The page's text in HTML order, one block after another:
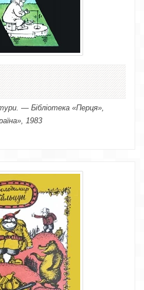
— Бібліотека «Перця»,
1983